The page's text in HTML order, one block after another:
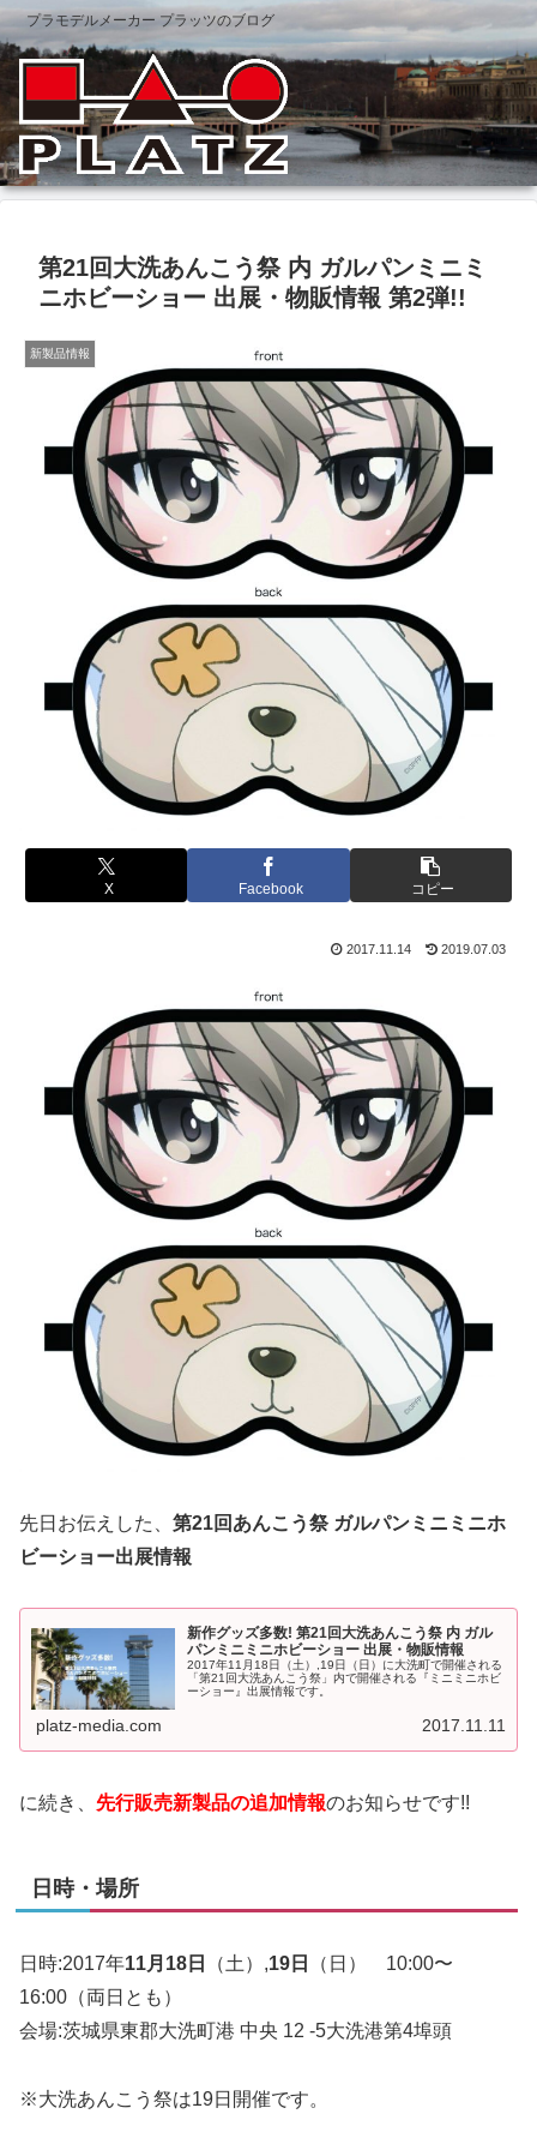
プラモデルメーカー プラッツのブログ
第21回大洗あんこう祭 内 ガルパンミニミ
ニホビーショー 出展・物販情報 第2弾!!
新製品情報
X Facebook コピー
2017.11.14 2019.07.03
先日お伝えした、 第21回あんこう祭 ガルパンミニミニホ
ビーショー出展情報
新作グッズ多数! 第21回大洗あんこう祭 内 ガル
パンミニミニホビーショー 出展・物販情報
2017年11月18日（土）,19日（日）に大洗町で開催される
「第21回大洗あんこう祭」内で開催される『ミニミニホビ
ーショー』出展情報です。
platz-media.com 2017.11.11
に続き、 先行販売新製品の追加情報のお知らせです!!
日時・場所
日時:2017年11月18日 （土）,19日
（日） 10:00〜
16:00（両日とも）
会場:茨城県東郡大洗町港 中央 12 -5大洗港第4埠頭
※大洗あんこう祭は19日開催です。